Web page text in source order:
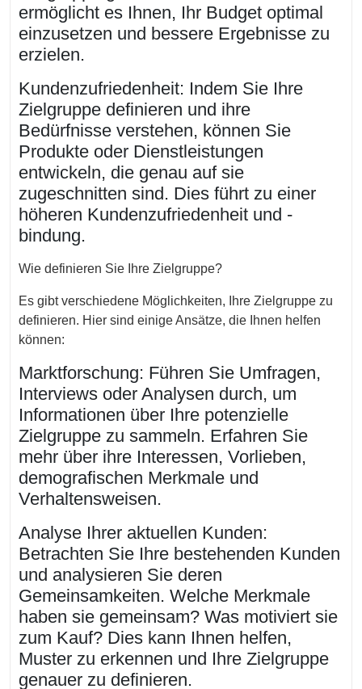
ermöglicht es Ihnen, Ihr Budget optimal
einzusetzen und bessere Ergebnisse zu
erzielen.
Kundenzufriedenheit: Indem Sie Ihre
Zielgruppe definieren und ihre
Bedürfnisse verstehen, können Sie
Produkte oder Dienstleistungen
entwickeln, die genau auf sie
zugeschnitten sind. Dies führt zu einer
höheren Kundenzufriedenheit und -
bindung.
Wie definieren Sie Ihre Zielgruppe?
Es gibt verschiedene Möglichkeiten, Ihre Zielgruppe zu
definieren. Hier sind einige Ansätze, die Ihnen helfen
können:
Marktforschung: Führen Sie Umfragen,
Interviews oder Analysen durch, um
Informationen über Ihre potenzielle
Zielgruppe zu sammeln. Erfahren Sie
mehr über ihre Interessen, Vorlieben,
demografischen Merkmale und
Verhaltensweisen.
Analyse Ihrer aktuellen Kunden:
Betrachten Sie Ihre bestehenden Kunden
und analysieren Sie deren
Gemeinsamkeiten. Welche Merkmale
haben sie gemeinsam? Was motiviert sie
zum Kauf? Dies kann Ihnen helfen,
Muster zu erkennen und Ihre Zielgruppe
genauer zu definieren.